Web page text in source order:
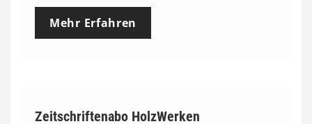
Mehr Erfahren
Zeitschriftenabo HolzWerken